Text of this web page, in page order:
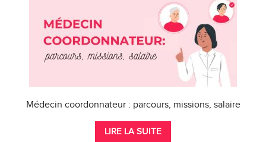
Médecin coordonnateur : parcours, missions, salaire
LIRE LA SUITE